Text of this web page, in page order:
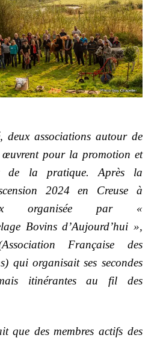
deux associations autour de
pour la promotion et
de la pratique. Après la
2024 en Creuse à
organisée par «
Bovins d’Aujourd’hui »,
Française des
qui organisait ses secondes
itinérantes au fil des
que des membres actifs des